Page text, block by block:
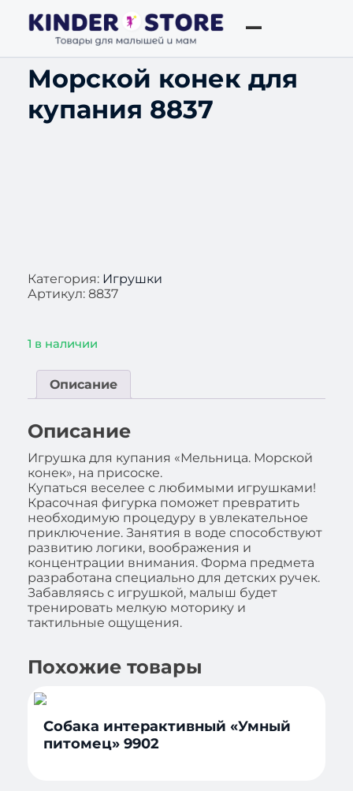
Морской конек для
купания 8837
Категория: Игрушки
Артикул: 8837
1 в наличии
Описание
Описание
Игрушка для купания «Мельница. Морской
конек», на присоске.
Купаться веселее с любимыми игрушками!
Красочная фигурка поможет превратить
необходимую процедуру в увлекательное
приключение. Занятия в воде способствуют
развитию логики, воображения и
концентрации внимания. Форма предмета
разработана специально для детских ручек.
Забавляясь с игрушкой, малыш будет
тренировать мелкую моторику и
тактильные ощущения.
Похожие товары
Собака интерактивный «Умный
питомец» 9902